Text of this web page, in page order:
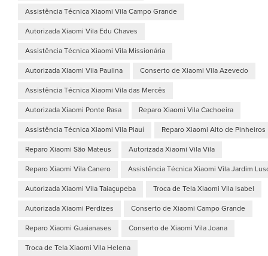
Assistência Técnica Xiaomi Vila Campo Grande
Autorizada Xiaomi Vila Edu Chaves
Assistência Técnica Xiaomi Vila Missionária
Autorizada Xiaomi Vila Paulina Conserto de Xiaomi Vila Azevedo
Assistência Técnica Xiaomi Vila das Mercês
Autorizada Xiaomi Ponte Rasa Reparo Xiaomi Vila Cachoeira
Assistência Técnica Xiaomi Vila Piauí Reparo Xiaomi Alto de Pinheiros
Reparo Xiaomi São Mateus Autorizada Xiaomi Vila Vila
Reparo Xiaomi Vila Canero Assistência Técnica Xiaomi Vila Jardim
Autorizada Xiaomi Vila Taiaçupeba Troca de Tela Xiaomi Vila Isabel
Autorizada Xiaomi Perdizes Conserto de Xiaomi Campo Grande
Reparo Xiaomi Guaianases Conserto de Xiaomi Vila Joana
Troca de Tela Xiaomi Vila Helena